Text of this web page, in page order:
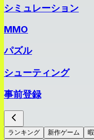
シミュレーション
MMO
パズル
シューティング
事前登録
ランキング 新作ゲーム